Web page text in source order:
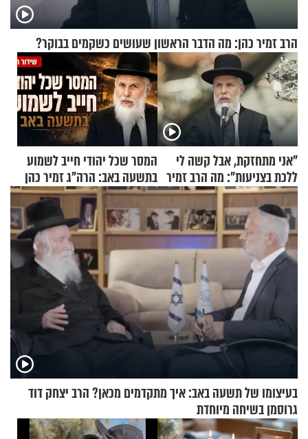
הרב זמיר כהן: מה הדבר הראשון שעושים כשקמים בבוקר?
"אני מתחזקת, אבל קשה לי
ללכת בצניעות": מה הרב זמיר
כהן המליץ לה לעשות?
המסר שכל יהודי חייב לשמוע
בתשעה באב: הרה"ג זמיר כהן
בשיעור מיוחד
בעיצומו של תשעה באב: איך מתקדמים מכאן? הרב יצחק דוד
גרוסמן בשיחה מיוחדת